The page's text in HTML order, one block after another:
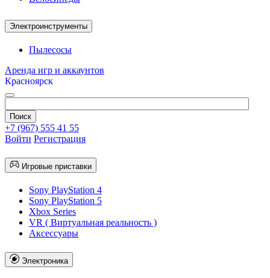
Электроинструменты
Пылесосы
Аренда игр и аккаунтов
Красноярск
+7 (967) 555 41 55
Войти Регистрация
Игровые приставки
Sony PlayStation 4
Sony PlayStation 5
Xbox Series
VR ( Виртуальная реальность )
Аксессуары
Электроника